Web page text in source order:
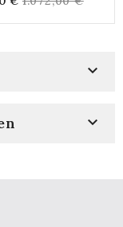
price

